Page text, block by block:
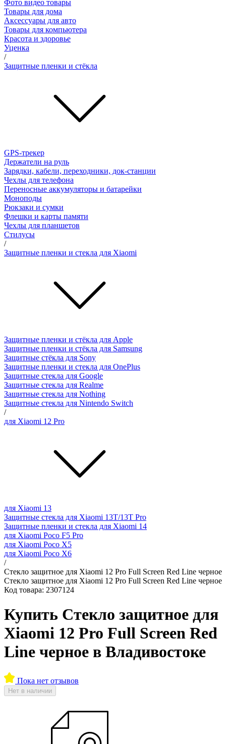
Фото видео товары
Товары для дома
Аксессуары для авто
Товары для компьютера
Красота и здоровье
Уценка
/
Защитные пленки и стёкла
GPS-трекер
Держатели на руль
Зарядки, кабели, переходники, док-станции
Чехлы для телефона
Переносные аккумуляторы и батарейки
Моноподы
Рюкзаки и сумки
Флешки и карты памяти
Чехлы для планшетов
Стилусы
/
Защитные пленки и стекла для Xiaomi
Защитные пленки и стёкла для Apple
Защитные пленки и стёкла для Samsung
Защитные стёкла для Sony
Защитные пленки и стекла для OnePlus
Защитные стекла для Google
Защитные стекла для Realme
Защитные стекла для Nothing
Защитные стекла для Nintendo Switch
/
для Xiaomi 12 Pro
для Xiaomi 13
Защитные стекла для Xiaomi 13T/13T Pro
Защитные пленки и стекла для Xiaomi 14
для Xiaomi Poco F5 Pro
для Xiaomi Poco X5
для Xiaomi Poco X6
/
Стекло защитное для Xiaomi 12 Pro Full Screen Red Line черное
Стекло защитное для Xiaomi 12 Pro Full Screen Red Line черное
Код товара: 2307124
Купить Стекло защитное для
Xiaomi 12 Pro Full Screen Red
Line черное в Владивостоке
Пока нет отзывов
Нет в наличии